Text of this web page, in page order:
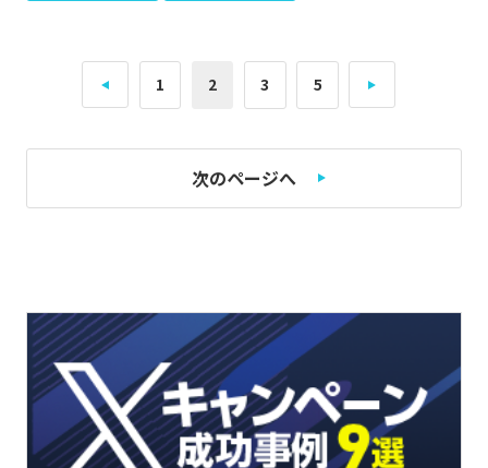
1 2 3 5
次のページへ